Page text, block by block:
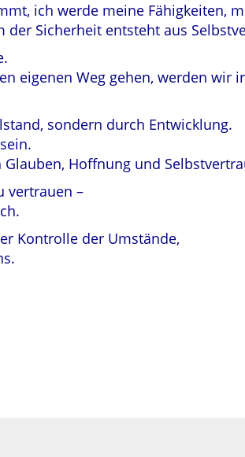
ich werde meine Fähigkeiten,
Sicherheit entsteht aus
eigenen Weg gehen, werden
sondern durch Entwicklung.
Hoffnung und
vertrauen –
Kontrolle der Umstände,